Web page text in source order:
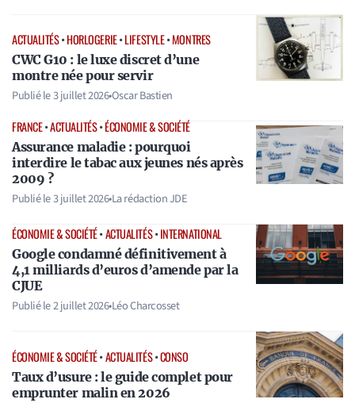
ACTUALITÉS•HORLOGERIE•LIFESTYLE•MONTRES
CWC G10 : le luxe discret d’une
montre née pour servir
Publié le3 juillet 2026•Oscar Bastien
FRANCE•ACTUALITÉS•ÉCONOMIE & SOCIÉTÉ
Assurance maladie : pourquoi
interdire le tabac aux jeunes nés après
2009 ?
Publié le3 juillet 2026•La rédaction JDE
ÉCONOMIE & SOCIÉTÉ•ACTUALITÉS•INTERNATIONAL
Google condamné définitivement à
4,1 milliards d’euros d’amende par la
CJUE
Publié le2 juillet 2026•Léo Charcosset
ÉCONOMIE & SOCIÉTÉ•ACTUALITÉS•CONSO
Taux d’usure : le guide complet pour
emprunter malin en 2026